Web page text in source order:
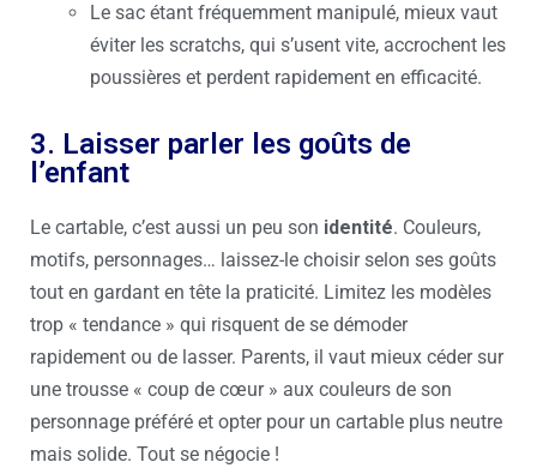
Le sac étant fréquemment manipulé, mieux vaut
éviter les scratchs, qui s’usent vite, accrochent les
poussières et perdent rapidement en efficacité.
3. Laisser parler les goûts de
l’enfant
Le cartable, c’est aussi un peu son identité. Couleurs,
motifs, personnages… laissez-le choisir selon ses goûts
tout en gardant en tête la praticité. Limitez les modèles
trop « tendance » qui risquent de se démoder
rapidement ou de lasser. Parents, il vaut mieux céder sur
une trousse « coup de cœur » aux couleurs de son
personnage préféré et opter pour un cartable plus neutre
mais solide. Tout se négocie !